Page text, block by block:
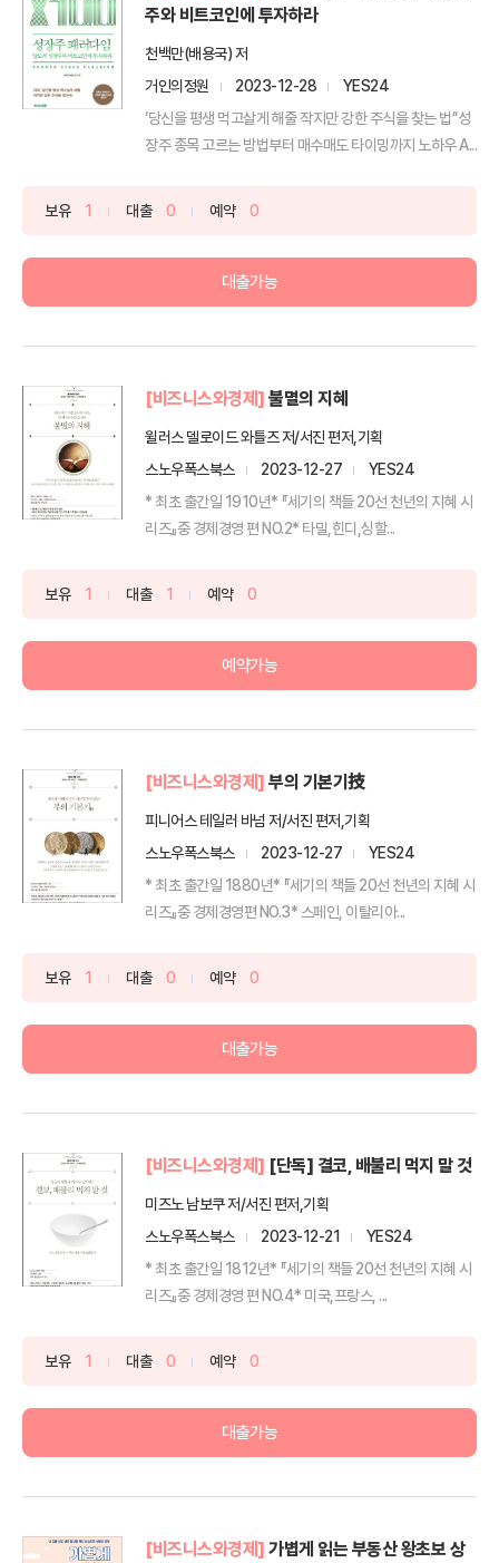
주와 비트코인에 투자하라
천백만(배용국) 저
거인의정원
2023-12-28
YES24
‘당신을 평생 먹고살게 해줄 작지만 강한 주식을 찾는 법’‘성
장주 종목 고르는 방법부터 매수매도 타이밍까지 노하우 A...
보유 1 대출 0 예약 0
대출가능
[비즈니스와경제] 불멸의 지혜
윌러스 델로이드 와틀즈 저/서진 편저,기획
스노우폭스북스
2023-12-27
YES24
* 최초 출간일 1910년* 『세기의 책들 20선 천년의 지혜 시
리즈』중 경제경영 편 NO.2* 타밀,힌디,싱할...
보유 1 대출 1 예약 0
예약가능
[비즈니스와경제] 부의 기본기技
피니어스 테일러 바넘 저/서진 편저,기획
스노우폭스북스
2023-12-27
YES24
* 최초 출간일 1880년* 『세기의 책들 20선 천년의 지혜 시
리즈』중 경제경영편 NO.3* 스페인, 이탈리아...
보유 1 대출 0 예약 0
대출가능
[비즈니스와경제] [단독] 결코, 배불리 먹지 말 것
미즈노 남보쿠 저/서진 편저,기획
스노우폭스북스
2023-12-21
YES24
* 최초 출간일 1812년* 『세기의 책들 20선 천년의 지혜 시
리즈』중 경제경영 편 NO.4* 미국,프랑스, ...
보유 1 대출 0 예약 0
대출가능
[비즈니스와경제] 가볍게 읽는 부동산 왕초보 상